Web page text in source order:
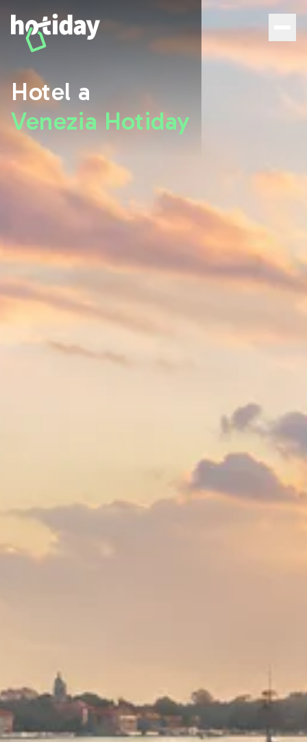
Hotel a
Venezia Hotiday
Hotel a Venezia: scopri le migliori camere con Hotiday -